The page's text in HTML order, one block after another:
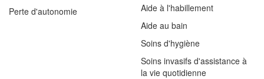
Perte d'autonomie
Aide à l'habillement
Aide au bain
Soins d'hygiène
Soins invasifs d'assistance à
la vie quotidienne